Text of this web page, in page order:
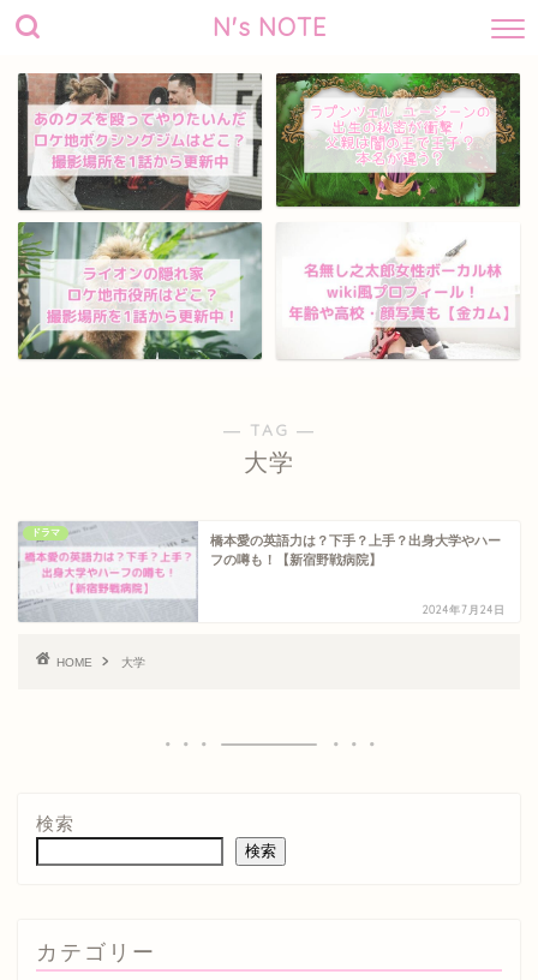
N's NOTE
― TAG ―
大学
ドラマ
橋本愛の英語力は？下手？上手？出身大学やハー
フの噂も！【新宿野戦病院】
2024年7月24日
HOME 大学
検索
検索
カテゴリー